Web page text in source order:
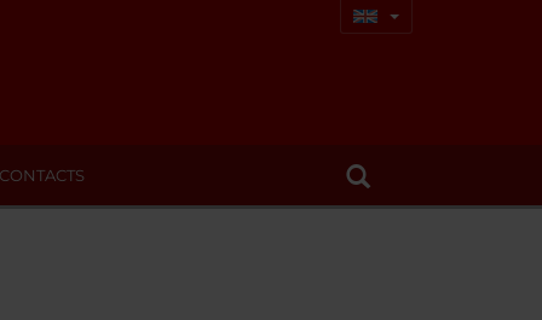
CONTACTS